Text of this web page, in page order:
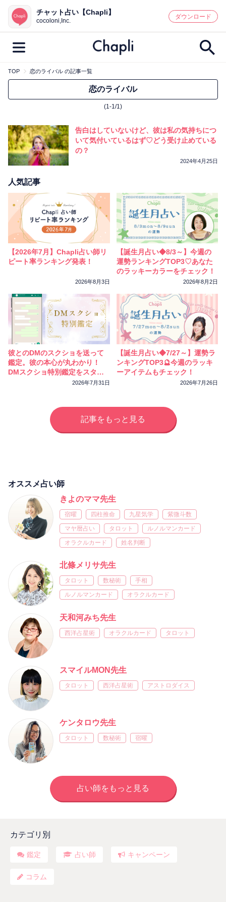
鑑定記事・占い師検索
最新記事一覧
カテゴリー別
鑑定 占い師
彼の気持ち
今週の運勢 彼氏 片思い 結婚
相性 復縁
チャット占い【Chapli】
cocoloni,Inc.
ダウンロード
TOP 恋のライバル の記事一覧
恋のライバル
(1-1/1)
告白はしていないけど、彼は私の気持ちにつ
いて気付いているはず♡どう受け止めている
の？
2024年4月25日
人気記事
【2026年7月】Chapli占い師リ
ピート率ランキング発表！
2026年8月3日
【誕生月占い◆8/3～】今週の
運勢ランキングTOP3♡あなた
のラッキーカラーをチェック！
2026年8月2日
彼とのDMのスクショを送って
鑑定。彼の本心が丸わかり！
DMスクショ特別鑑定をスター
2026年7月31日
【誕生月占い◆7/27～】運勢ラ
ンキングTOP3🔮今週のラッキ
ーアイテムもチェック！
2026年7月26日
記事をもっと見る
オススメ占い師
きよのママ先生
宿曜 四柱推命 九星気学
紫微斗数
マヤ暦占い
タロット
ルノルマンカード
オラクルカード
姓名判断
北條メリサ先生
タロット 数秘術
手相
ルノルマンカード
オラクルカード
天和河みち先生
西洋占星術 オラクルカード タロット
スマイルMON先生
タロット 西洋占星術 アストロダイス
ケンタロウ先生
タロット 数秘術 宿曜
占い師をもっと見る
カテゴリ別
鑑定 占い師 キャンペーン
コラム